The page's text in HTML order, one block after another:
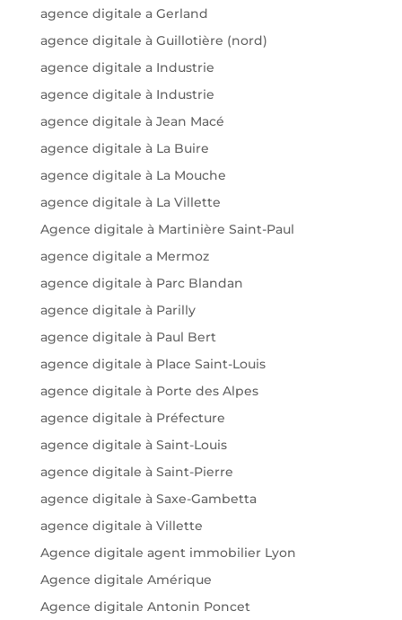
agence digitale a Gerland
agence digitale à Guillotière (nord)
agence digitale a Industrie
agence digitale à Industrie
agence digitale à Jean Macé
agence digitale à La Buire
agence digitale à La Mouche
agence digitale à La Villette
Agence digitale à Martinière Saint-Paul
agence digitale a Mermoz
agence digitale à Parc Blandan
agence digitale à Parilly
agence digitale à Paul Bert
agence digitale à Place Saint-Louis
agence digitale à Porte des Alpes
agence digitale à Préfecture
agence digitale à Saint-Louis
agence digitale à Saint-Pierre
agence digitale à Saxe-Gambetta
agence digitale à Villette
Agence digitale agent immobilier Lyon
Agence digitale Amérique
Agence digitale Antonin Poncet